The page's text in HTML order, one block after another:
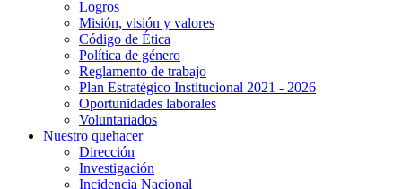
Logros
Misión, visión y valores
Código de Ética
Política de género
Reglamento de trabajo
Plan Estratégico Institucional 2021 - 2026
Oportunidades laborales
Voluntariados
Nuestro quehacer
Dirección
Investigación
Incidencia Nacional